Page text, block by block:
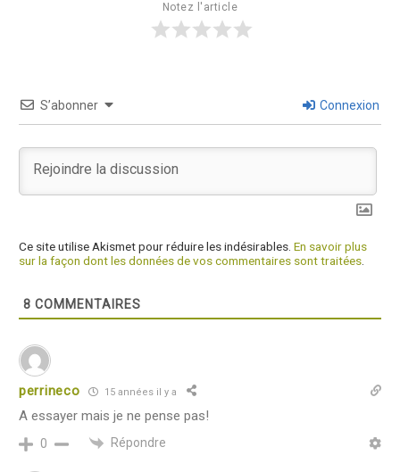
Notez l'article
S’abonner Connexion
Ce site utilise Akismet pour réduire les indésirables. En savoir plus
sur la façon dont les données de vos commentaires sont traitées
8 COMMENTAIRES
perrineco 15 années il y a
A essayer mais je ne pense pas!
0 Répondre